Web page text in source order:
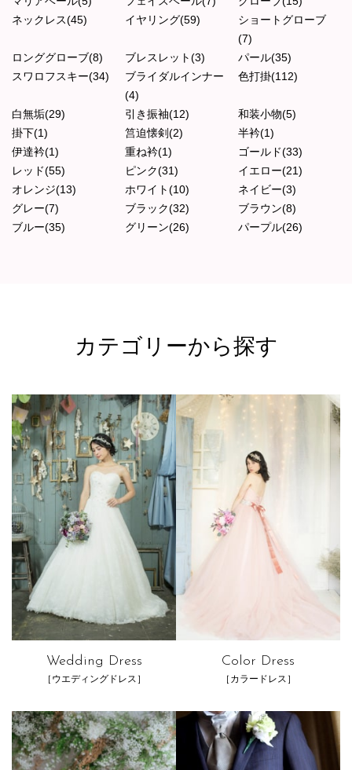
ネックレス(45)
イヤリング(59)
ショートグローブ
(7)
ロンググローブ(8)
ブレスレット(3)
パール(35)
スワロフスキー(34)
ブライダルインナー
(4)
色打掛(112)
白無垢(29) 引き振袖(12)
和装小物(5)
掛下(1)
筥迫懐剣(2)
半衿(1)
伊達衿(1)
重ね衿(1)
ゴールド(33)
レッド(55)
ピンク(31)
イエロー(21)
オレンジ(13)
ホワイト(10)
ネイビー(3)
グレー(7)
ブラック(32)
ブラウン(8)
ブルー(35)
グリーン(26) パープル(26)
カテゴリーから探す
Wedding Dress
［ウエディングドレス］
Color Dress
［カラードレス］